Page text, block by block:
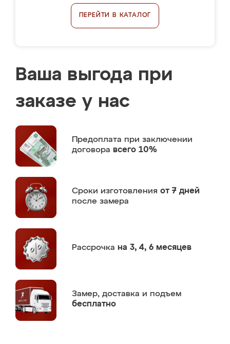
ПЕРЕЙТИ В КАТАЛОГ
Ваша выгода при
заказе у нас
Предоплата при заключении
договора всего 10%
Сроки изготовления от 7 дней
после замера
Рассрочка на 3, 4, 6 месяцев
Замер, доставка и подъем
бесплатно